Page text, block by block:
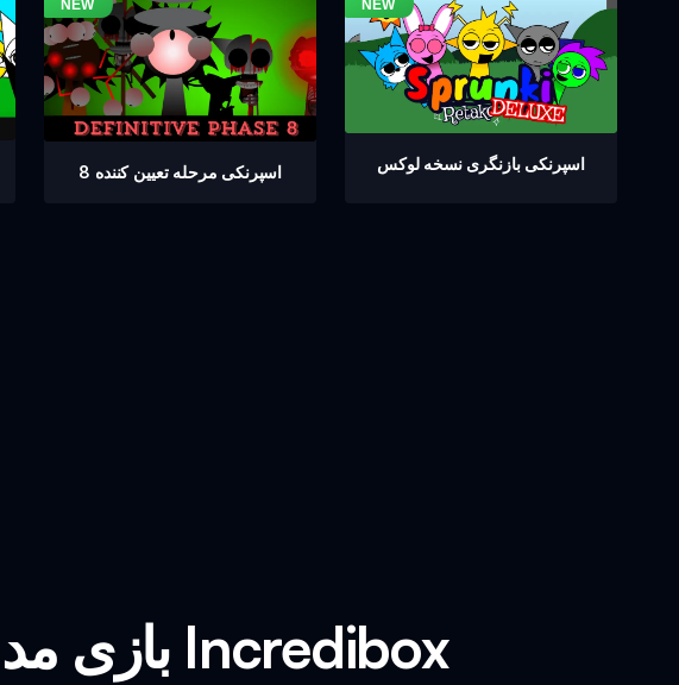
اسپرنکی مرحله تعیین کننده 8 اسپرنکی بازنگری نسخه لوکس
بازی مد نوزادان بازسازی شده اسپرنکی Incredibox